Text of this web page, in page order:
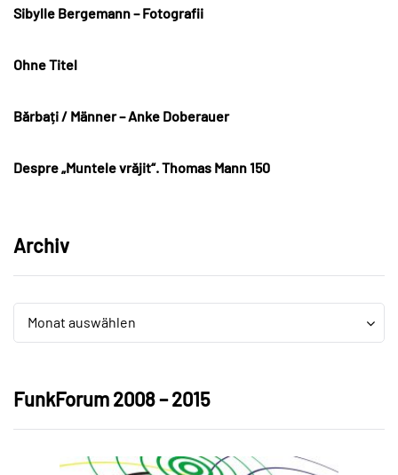
Sibylle Bergemann – Fotografii
Ohne Titel
Bărbați / Männer – Anke Doberauer
Despre „Muntele vrăjit“. Thomas Mann 150
Archiv
Monat auswählen
Archiv
FunkForum 2008 – 2015